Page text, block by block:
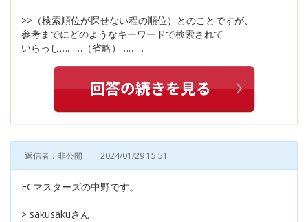
>>（検索順位が探せない程の順位）とのことですが、
参考までにどのようなキーワードで検索されて
いらっし………（省略）………
返信者：非公開 2024/01/29 15:51
ECマスターズの中野です。
> sakusakuさん